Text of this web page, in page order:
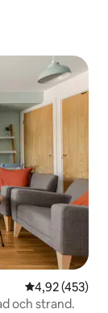
4,92 av 5 i
4,92 (453)
och strand.